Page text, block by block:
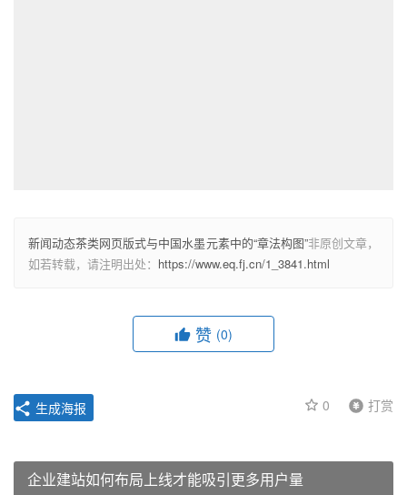
新闻动态茶类网页版式与中国水墨元素中的“章法构图”非原创文章，
如若转载，请注明出处： https://www.eq.fj.cn/1_3841.html
赞 (0)
0 打赏
生成海报
企业建站如何布局上线才能吸引更多用户量